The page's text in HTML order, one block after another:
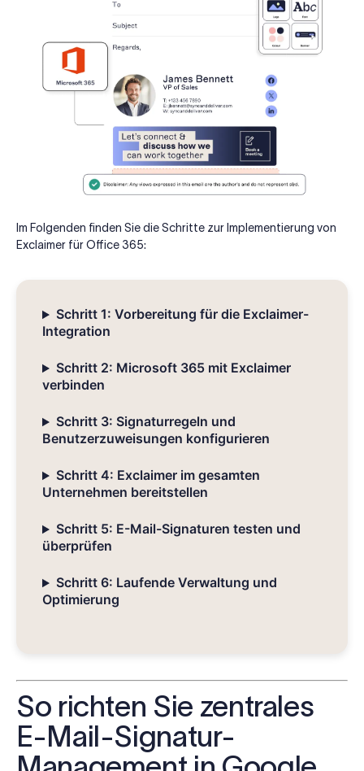
Im Folgenden finden Sie die Schritte zur Implementierung von
Exclaimer für Office 365:
Schritt 1: Vorbereitung für die Exclaimer-
Integration
Schritt 2: Microsoft 365 mit Exclaimer
verbinden
Schritt 3: Signaturregeln und
Benutzerzuweisungen konfigurieren
Schritt 4: Exclaimer im gesamten
Unternehmen bereitstellen
Schritt 5: E-Mail-Signaturen testen und
überprüfen
Schritt 6: Laufende Verwaltung und
Optimierung
So richten Sie zentrales
E-Mail-Signatur-